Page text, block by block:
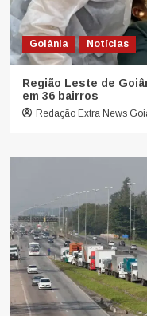
Goiânia Notícias
Região Leste de
em 36 bairros
Redação Extra News